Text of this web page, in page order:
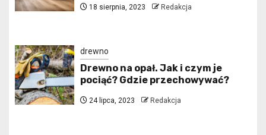
18 sierpnia, 2023 Redakcja
drewno
Drewno na opał. Jak i czym je
pociąć? Gdzie przechowywać?
24 lipca, 2023 Redakcja